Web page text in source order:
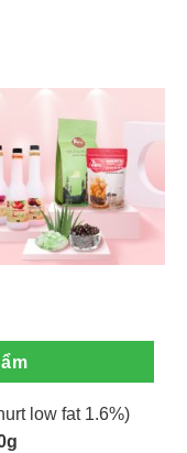
low fat 1.6%)